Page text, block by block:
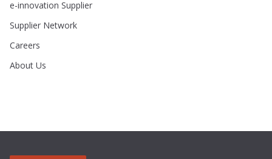
e-innovation Supplier
Supplier Network
Careers
About Us